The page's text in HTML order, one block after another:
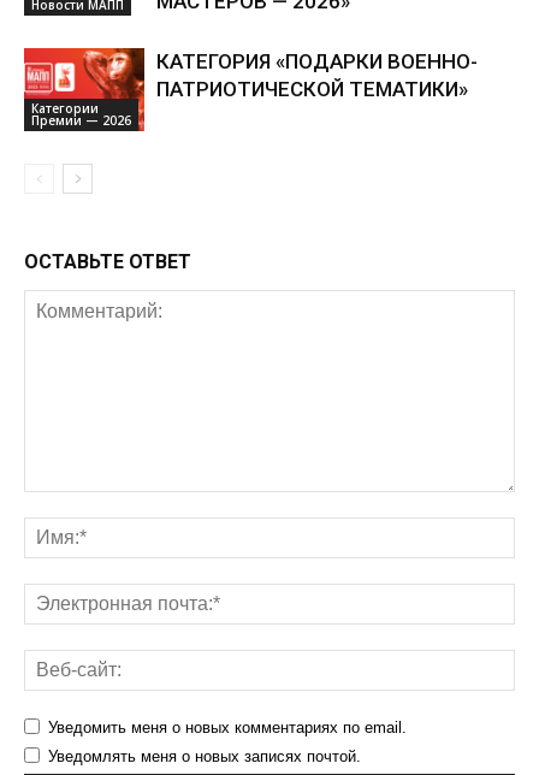
Новости МАПП
Категории
Премии — 2026
КАТЕГОРИЯ «ПОДАРКИ ВОЕННО-
ПАТРИОТИЧЕСКОЙ ТЕМАТИКИ»
ОСТАВЬТЕ ОТВЕТ
Уведомить меня о новых комментариях по email.
Уведомлять меня о новых записях почтой.